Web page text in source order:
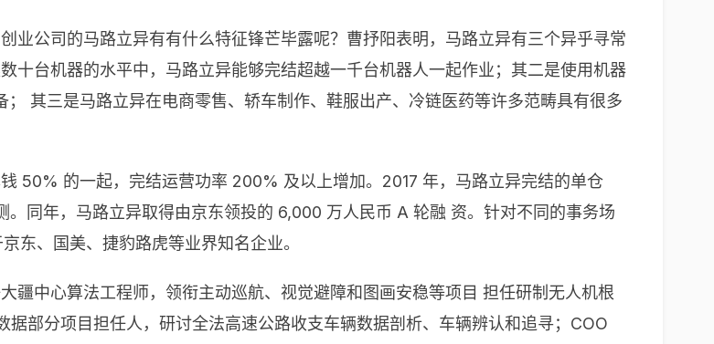
业公司的马路立异有有什么特征锋芒毕露呢？曹抒阳表明，马路立异有三个异乎寻常
十台机器的水平中，马路立异能够完结超越一千台机器人一起作业；其二是使用机器
其三是马路立异在电商零售、轿车制作、鞋服出产、冷链医药等许多范畴具有很多
50% 的一起，完结运营功率 200% 及以上增加。2017 年，马路立异完结的单仓
同年，马路立异取得由京东领投的 6,000 万人民币 A 轮融 资。针对不同的事务场
东、国美、捷豹路虎等业界知名企业。
疆中心算法工程师，领衔主动巡航、视觉避障和图画安稳等项目 担任研制无人机根
部分项目担任人，研讨全法高速公路收支车辆数据剖析、车辆辨认和追寻；COO